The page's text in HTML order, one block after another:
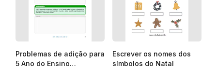
Problemas de adição para
5 Ano do Ensino
Escrever os nomes dos
símbolos do Natal